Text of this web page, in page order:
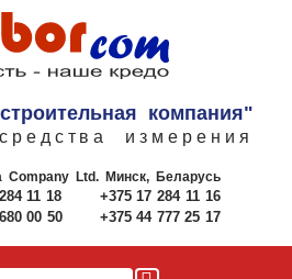
компания"
измерения
Company Ltd.Минск, Беларусь
11 18
+375 17 284 11 16
00 50 +375 44 777 25 17